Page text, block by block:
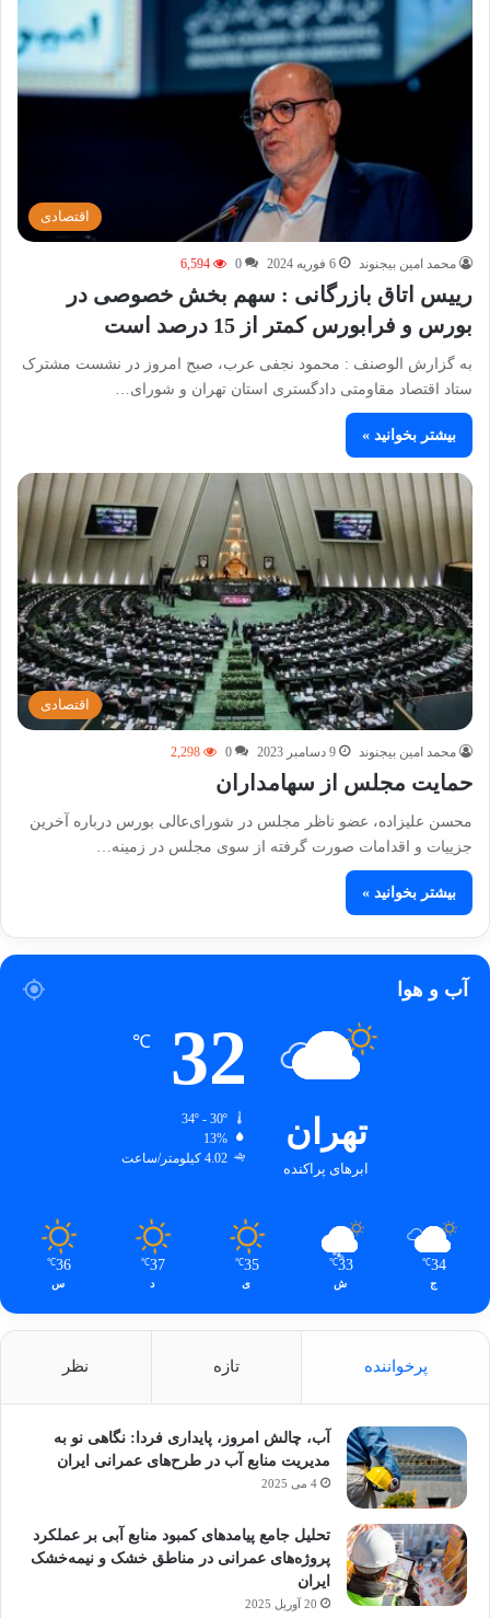
اقتصادی
محمد امین بیجنوند 6 فوریه 2024 0
6,594
رییس اتاق بازرگانی : سهم بخش خصوصی در
بورس و فرابورس کمتر از 15 درصد است
به گزارش الوصنف : محمود نجفی عرب، صبح امروز در نشست مشترک
ستاد اقتصاد مقاومتی دادگستری استان تهران و شورای…
بیشتر بخوانید »
اقتصادی
محمد امین بیجنوند 9 دسامبر 2023 0
2,298
حمایت مجلس از سهامداران
محسن علیزاده، عضو ناظر مجلس در شورای‌عالی بورس درباره آخرین
جزییات و اقدامات صورت گرفته از سوی مجلس در زمینه…
بیشتر بخوانید »
آب و هوا
تهران
ابرهای پراکنده
32
℃
13%
4.02 کیلومتر/ساعت
34
℃
ج
33
℃
ش
35
℃
ی
37
℃
د
36
℃
س
پرخواننده تازه نظر
آب، چالش امروز، پایداری فردا: نگاهی نو به
مدیریت منابع آب در طرح‌های عمرانی ایران
4 می 2025
تحلیل جامع پیامدهای کمبود منابع آبی بر عملکرد
پروژه‌های عمرانی در مناطق خشک و نیمه‌خشک
ایران
20 آوریل 2025